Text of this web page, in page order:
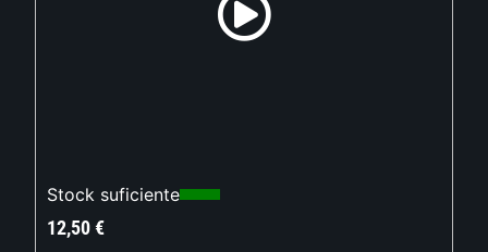
Stock suficiente
12,50€